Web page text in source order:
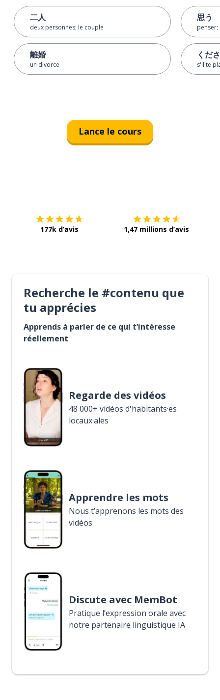
二人
deux personnes; le couple
離婚
un divorce
思う
penser;
くだ
s'il te
Lance le cours
177k d’avis 1,47 millions d’avis
Recherche le #contenu que
tu apprécies
Apprends à parler de ce qui t’intéresse
réellement
Regarde des vidéos
48 000+ vidéos d'habitants·es
locaux·ales
Apprendre les mots
Nous t’apprenons les mots des
vidéos
Discute avec MemBot
Pratique l’expression orale avec
notre partenaire linguistique IA